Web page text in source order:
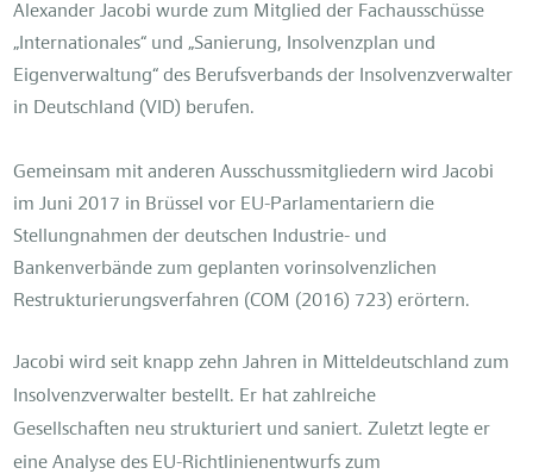
Alexander Jacobi wurde zum Mitglied der Fachausschüsse
„Internationales“ und „Sanierung, Insolvenzplan und
Eigenverwaltung“ des Berufsverbands der Insolvenzverwalter
in Deutschland (VID) berufen.
Gemeinsam mit anderen Ausschussmitgliedern wird Jacobi
im Juni 2017 in Brüssel vor EU-Parlamentariern die
Stellungnahmen der deutschen Industrie- und
Bankenverbände zum geplanten vorinsolvenzlichen
Restrukturierungsverfahren (COM (2016) 723) erörtern.
Jacobi wird seit knapp zehn Jahren in Mitteldeutschland zum
Insolvenzverwalter bestellt. Er hat zahlreiche
Gesellschaften neu strukturiert und saniert. Zuletzt legte er
eine Analyse des EU-Richtlinienentwurfs zum